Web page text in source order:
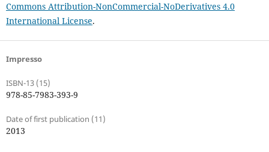
Commons Attribution-NonCommercial-NoDerivatives 4.0
International License.
Impresso
ISBN-13 (15)
978-85-7983-393-9
Date of first publication (11)
2013